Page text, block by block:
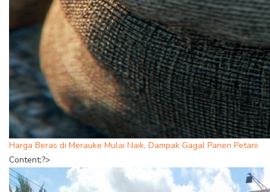
Harga Beras di Merauke Mulai Naik, Dampak Gagal Panen Petani
Content;?>